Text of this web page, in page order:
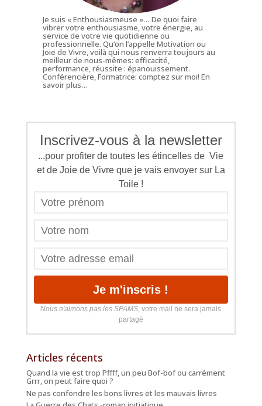
Je suis « Enthousiasmeuse »… De quoi faire
vibrer votre enthousiasme, votre énergie, au
service de votre vie quotidienne ou
professionnelle. Qu’on l’appelle Motivation ou
Joie de Vivre, voilà qui nous renverra toujours au
meilleur de nous-mêmes: efficacité,
performance, réussite : épanouissement.
Conférencière, Formatrice: comptez sur moi!En
savoir plus…
Inscrivez-vous à la newsletter
...pour profiter de toutes les étincelles de Vie
et de Joie de Vivre que je vais envoyer sur La
Toile !
Nous n'aimons pas les SPAMS, votre mail ne sera jamais
partagé
Articles récents
Quand la vie est trop Pffff, un peu Bof-bof ou carrément
Grrr, on peut faire quoi ?
Ne pas confondre les bons livres et les mauvais livres